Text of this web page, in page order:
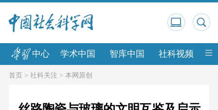
中心 学术中国 智库中国 社科视频 中
首页> 社科关注 > 本网原创